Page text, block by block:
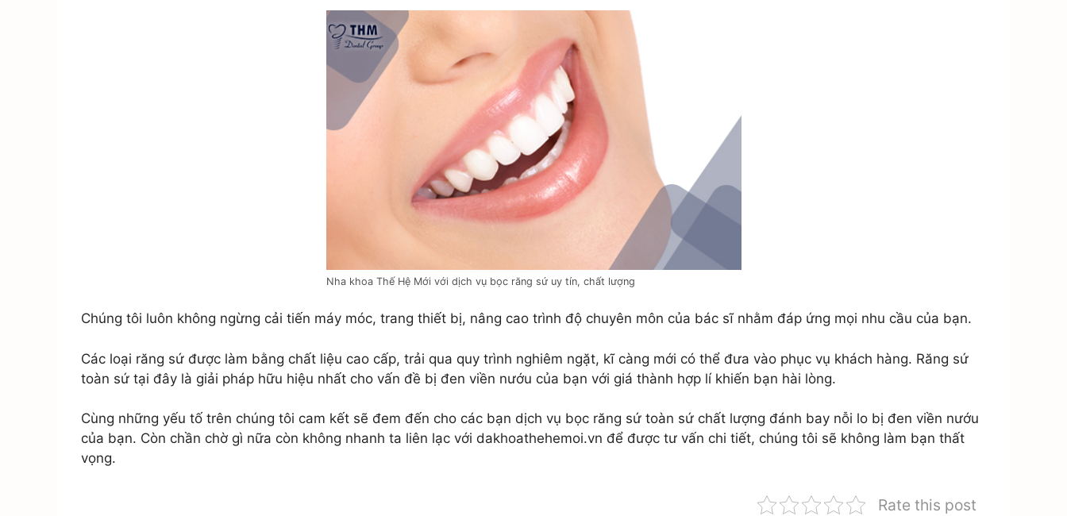
Nha khoa Thế Hệ Mới với dịch vụ bọc răng sứ uy tín, chất lượng
Chúng tôi luôn không ngừng cải tiến máy móc, trang thiết bị, nâng cao trình độ chuyên môn của bác sĩ nhằm đáp ứng mọi nhu cầu của bạn.
Các loại răng sứ được làm bằng chất liệu cao cấp, trải qua quy trình nghiêm ngặt, kĩ càng mới có thể đưa vào phục vụ khách hàng. Răng sứ
toàn sứ tại đây là giải pháp hữu hiệu nhất cho vấn đề bị đen viền nướu của bạn với giá thành hợp lí khiến bạn hài lòng.
Cùng những yếu tố trên chúng tôi cam kết sẽ đem đến cho các bạn dịch vụ bọc răng sứ toàn sứ chất lượng đánh bay nỗi lo bị đen viền nướu
của bạn. Còn chần chờ gì nữa còn không nhanh ta liên lạc với dakhoathehemoi.vn để được tư vấn chi tiết, chúng tôi sẽ không làm bạn thất
vọng.
Rate this post